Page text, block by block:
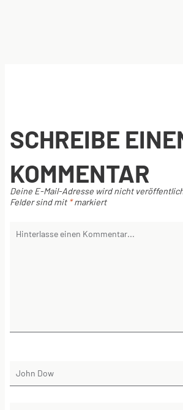
SCHREIBE
KOMMENTAR
Deine E-Mail-Adresse wird nicht
Felder sind mit *markiert